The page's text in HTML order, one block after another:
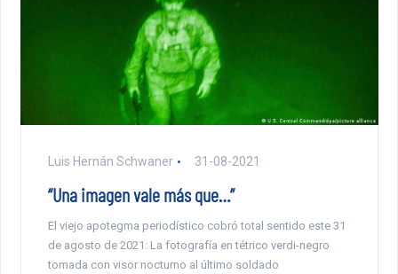
Luis Hernán Schwaner 31-08-2021
“Una imagen vale más que…”
El viejo apotegma periodístico cobró total sentido este 31
de agosto de 2021: La fotografía en tétrico verdi-negro
tomada con visor nocturno al último soldado